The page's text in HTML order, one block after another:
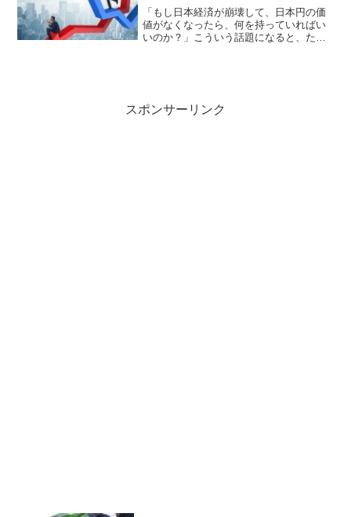
「もし日本経済が崩壊して、日本円の価
値がなくなったら、何を持っていればい
いのか？」こういう話題になると、たい
スポンサーリンク